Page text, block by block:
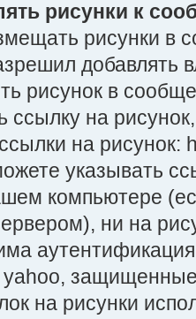
рисунки к
рисунки в
добавлять
рисунок в
ссылку на
на рисунок:
указывать
компьютере
ни на
на рисунки